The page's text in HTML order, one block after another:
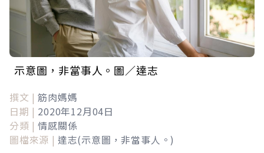
示意圖，非當事人。圖／達志
撰文 | 筋肉媽媽
日期 | 2020年12月04日
分類 | 情感關係
圖檔來源 | 達志(示意圖，非當事人。)